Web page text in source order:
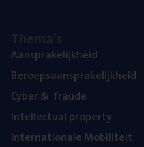
Aan­spra­ke­lijk­heid
Beroeps­aan­spra­ke­lijk­heid
Cyber& fraude
Intel­lec­tu­al property
Inter­na­ti­o­na­le Mobiliteit